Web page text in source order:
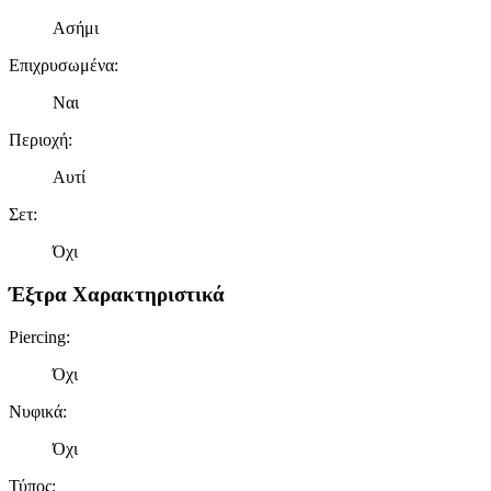
τοποθεσίας μας στους συνεργάτες μέσων κοινωνικής
Ασήμι
Επιχρυσωμένα:
Ναι
Περιοχή:
Αυτί
Σετ:
Όχι
Έξτρα Χαρακτηριστικά
Piercing:
Όχι
Νυφικά:
Όχι
Τύπος: